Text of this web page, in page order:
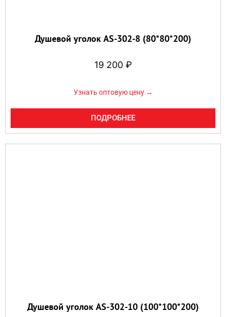
Душевой уголок AS-302-8 (80*80*200)
19 200 ₽
Узнать оптовую цену →
ПОДРОБНЕЕ
Душевой уголок AS-302-10 (100*100*200)